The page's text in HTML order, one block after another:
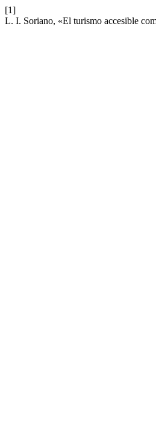
[1]
L. I. Soriano, «El turismo accesible